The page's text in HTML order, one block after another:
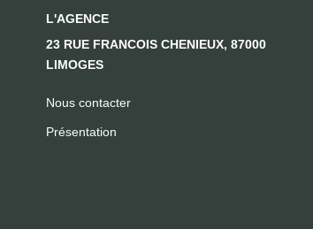
L'AGENCE
23 RUE FRANCOIS CHENIEUX, 87000
LIMOGES
Nous contacter
Présentation